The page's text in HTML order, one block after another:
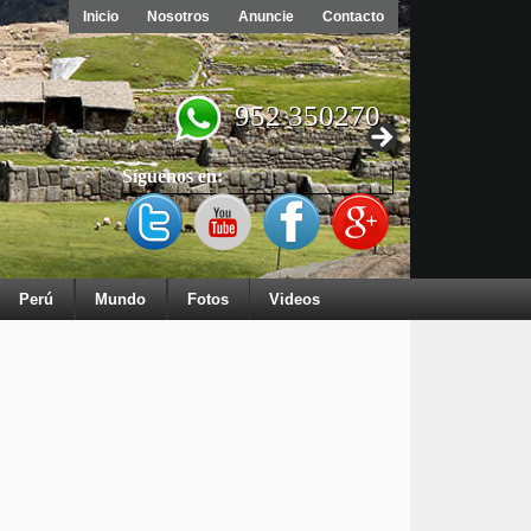
Inicio Nosotros Anuncie Contacto
952 350270
Síguenos en:
Perú Mundo Fotos Videos